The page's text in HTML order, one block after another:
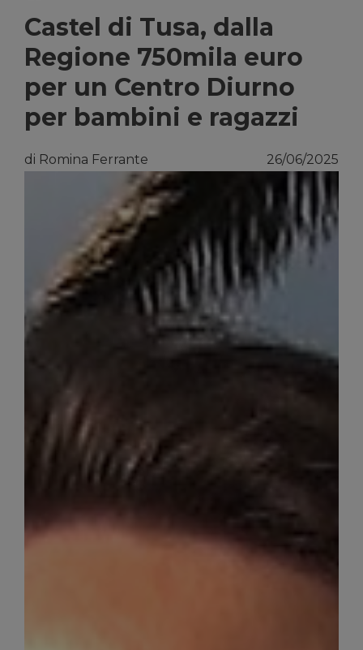
Castel di Tusa, dalla
Regione 750mila euro
per un Centro Diurno
per bambini e ragazzi
di Romina Ferrante 26/06/2025